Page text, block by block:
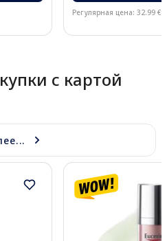
Регулярная цена: 32.99 €
с картой